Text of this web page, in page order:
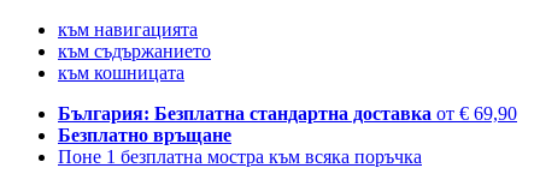
към навигацията
към съдържанието
към кошницата
България: Безплатна стандартна доставка от € 69,90
Безплатно връщане
Поне 1 безплатна мостра към всяка поръчка